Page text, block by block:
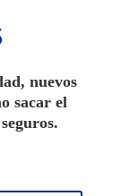
nuevos
sacar el